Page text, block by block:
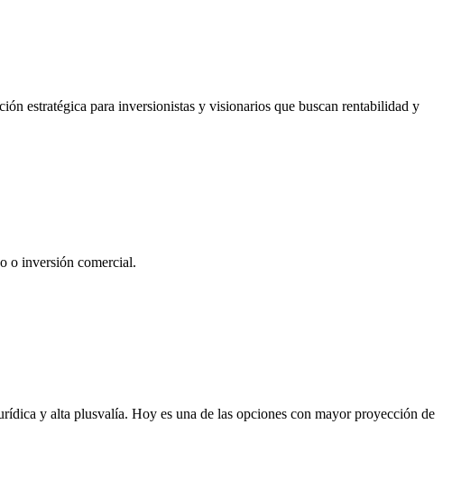
estratégica para inversionistas y visionarios que buscan rentabilidad y
o inversión comercial.
y alta plusvalía. Hoy es una de las opciones con mayor proyección de